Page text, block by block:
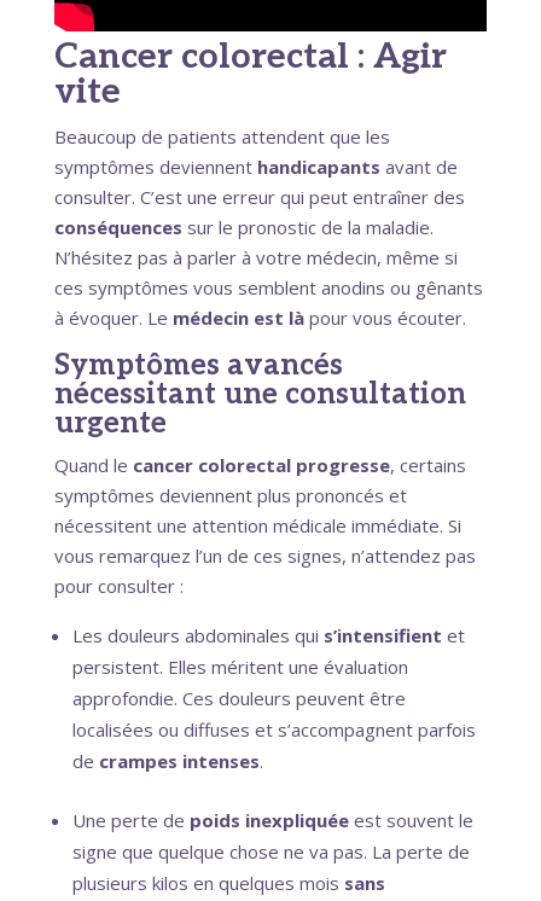
Cancer colorectal : Agir
vite
Beaucoup de patients attendent que les
symptômes deviennent handicapants avant de
consulter. C’est une erreur qui peut entraîner des
conséquences sur le pronostic de la maladie.
N’hésitez pas à parler à votre médecin, même si
ces symptômes vous semblent anodins ou gênants
à évoquer. Le médecin est làpour vous écouter.
Symptômes avancés
nécessitant une consultation
urgente
Quand le cancer colorectal progresse, certains
symptômes deviennent plus prononcés et
nécessitent une attention médicale immédiate. Si
vous remarquez l’un de ces signes, n’attendez pas
pour consulter :
Les douleurs abdominales qui s’intensifient et
persistent. Elles méritent une évaluation
approfondie. Ces douleurs peuvent être
localisées ou diffuses et s’accompagnent parfois
de crampes intenses.
Une perte de poids inexpliquéeest souvent le
signe que quelque chose ne va pas. La perte de
plusieurs kilos en quelques mois sans